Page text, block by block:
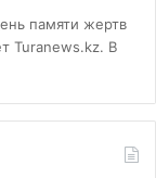
памяти жертв
Turanews.kz. В